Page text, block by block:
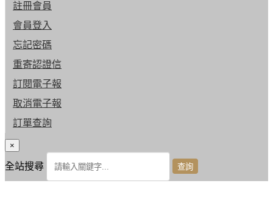
註冊會員
會員登入
忘記密碼
重寄認證信
訂閱電子報
取消電子報
訂單查詢
×
全站搜尋